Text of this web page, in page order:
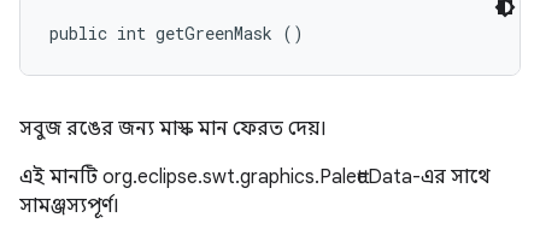
public int getGreenMask ()
সবুজ রঙের জন্য মাস্ক মান ফেরত দেয়।
এই মানটি org.eclipse.swt.graphics.PaletteData-এর সাথে
সামঞ্জস্যপূর্ণ।